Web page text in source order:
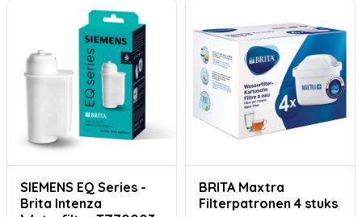
SIEMENS EQ Series -
Brita Intenza
BRITA Maxtra
Filterpatronen 4 stuks